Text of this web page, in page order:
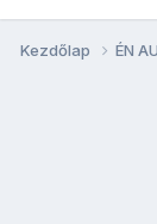
Kezdőlap ÉN